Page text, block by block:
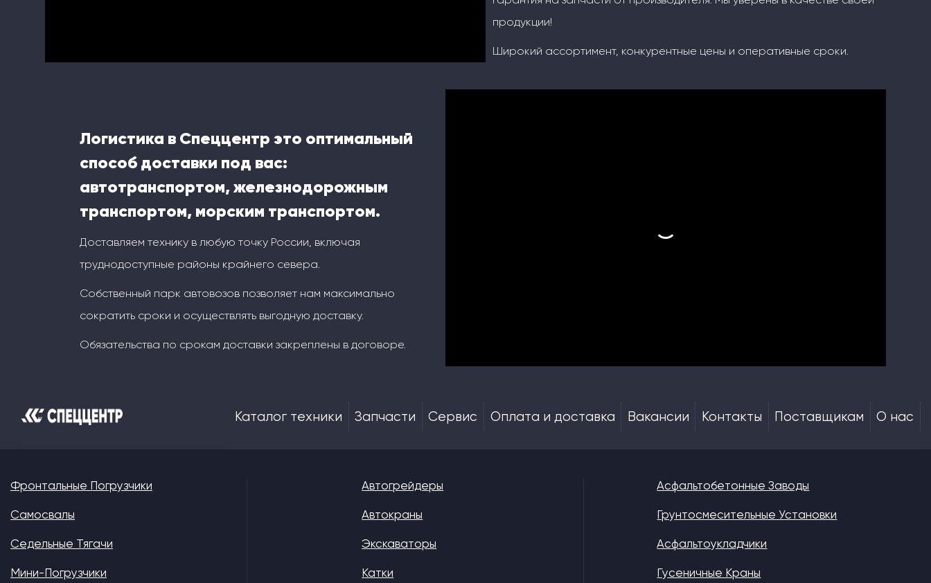
продукции!
Широкий ассортимент, конкурентные цены и оперативные сроки.
Логистика в Спеццентр это оптимальный
способ доставки под вас:
автотранспортом, железнодорожным
транспортом, морским транспортом.
Доставляем технику в любую точку России, включая
труднодоступные районы крайнего севера.
Собственный парк автовозов позволяет нам максимально
сократить сроки и осуществлять выгодную доставку.
Обязательства по срокам доставки закреплены в договоре.
Каталог техники Запчасти Сервис Оплата и доставка Вакансии Контакты Поставщикам О нас
Фронтальные Погрузчики
Самосвалы
Седельные Тягачи
Мини-Погрузчики
Автогрейдеры
Автокраны
Экскаваторы
Катки
Асфальтобетонные Заводы
Грунтосмесительные Установки
Асфальтоукладчики
Гусеничные Краны